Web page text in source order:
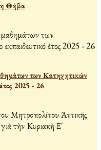
Θήβα
των Κατηχητικών
2025 - 26